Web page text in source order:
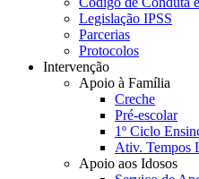
Legislação IPSS
Parcerias
Protocolos
Intervenção
Apoio à Família
Creche
Pré-escolar
1º Ciclo
Ativ. Tempos
Apoio aos Idosos